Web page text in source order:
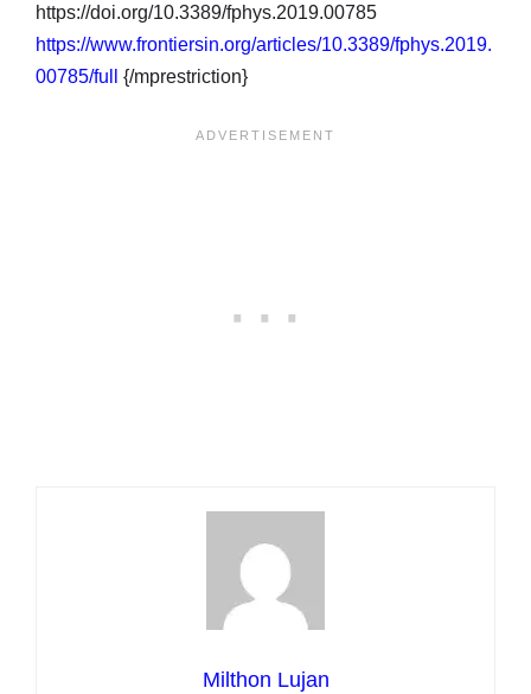
https://doi.org/10.3389/fphys.2019.00785
https://www.frontiersin.org/articles/10.3389/fphys.2019.
00785/full
{/mprestriction}
Milthon Lujan